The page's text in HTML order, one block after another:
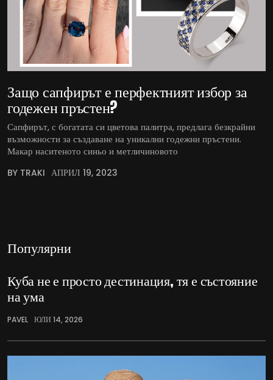
Защо сапфирът е перфектният избор за
годежен пръстен?
Сапфирът, с богатата си цветова палитра, предлага безкрайни
възможности за създаване на уникални годежни пръстени.
Макар наситеното синьо и метличиновото
BY TRAKI АПРИЛ 19, 2023
Популярни
Куба не е просто дестинация, тя е състояние
на ума
PAVEL ЮЛИ 14, 2026